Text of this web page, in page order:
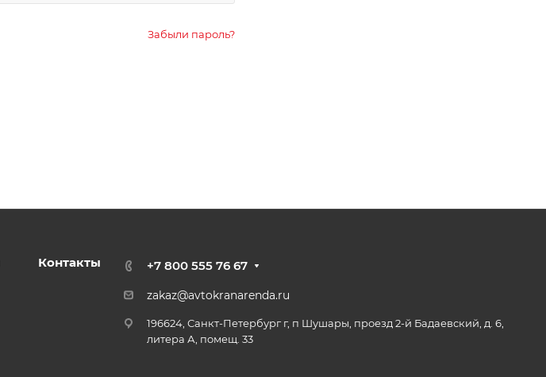
Забыли пароль?
Контакты +7 800 555 76 67
zakaz@avtokranarenda.ru
196624, Санкт-Петербург г, п Шушары, проезд 2-й Бадаевский, д. 6,
литера А, помещ. 33